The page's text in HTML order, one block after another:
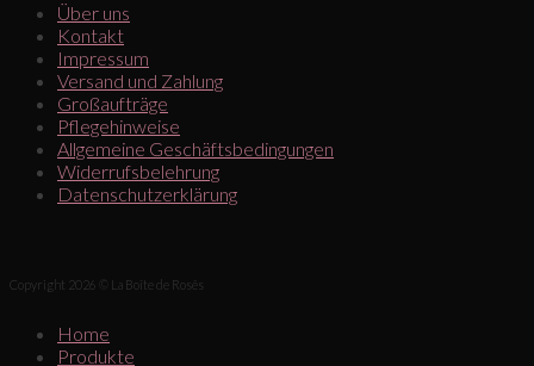
Über uns
Kontakt
Impressum
Versand und Zahlung
Großaufträge
Pflegehinweise
Allgemeine Geschäftsbedingungen
Widerrufsbelehrung
Datenschutzerklärung
Copyright 2026 © La Boîte de Rosês
Home
Produkte